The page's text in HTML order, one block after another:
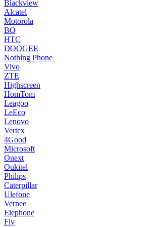
Blackview
Alcatel
Motorola
BQ
HTC
DOOGEE
Nothing Phone
Vivo
ZTE
Highscreen
HomTom
Leagoo
LeEco
Lenovo
Vertex
4Good
Microsoft
Onext
Oukitel
Philips
Caterpillar
Ulefone
Vernee
Elephone
Fly